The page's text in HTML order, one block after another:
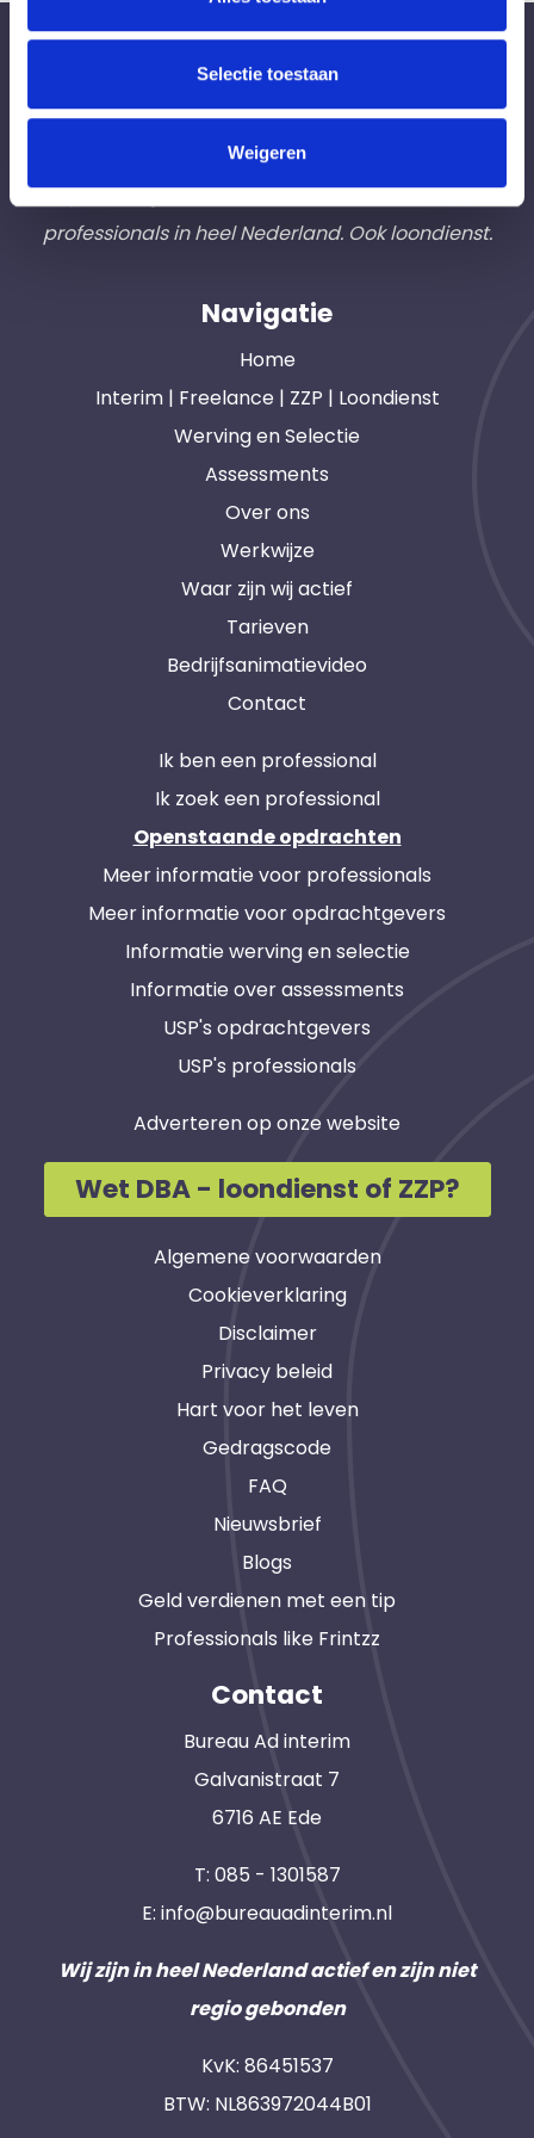
Selectie toestaan
Weigeren
Bureau Ad Interim ®
Professionals likeFrintzz
Hét interim bemiddelingsbureau voor
opdrachtgevers en interim, freelance en ZZP
professionals in heel Nederland. Ook loondienst.
Navigatie
Home
Interim | Freelance | ZZP | Loondienst
Werving en Selectie
Assessments
Over ons
Werkwijze
Waar zijn wij actief
Tarieven
Bedrijfsanimatievideo
Contact
Ik ben een professional
Ik zoek een professional
Openstaande opdrachten
Meer informatie voor professionals
Meer informatie voor opdrachtgevers
Informatie werving en selectie
Informatie over assessments
USP's opdrachtgevers
USP's professionals
Adverteren op onze website
Wet DBA - loondienst of ZZP?
Algemene voorwaarden
Cookieverklaring
Disclaimer
Privacy beleid
Hart voor het leven
Gedragscode
FAQ
Nieuwsbrief
Blogs
Geld verdienen met een tip
Professionals like Frintzz
Contact
Bureau Ad interim
Galvanistraat 7
6716 AE Ede
T: 085 - 1301587
E: info@bureauadinterim.nl
Wij zijn in heel Nederland actief en zijn niet
regio gebonden
KvK: 86451537
BTW: NL863972044B01